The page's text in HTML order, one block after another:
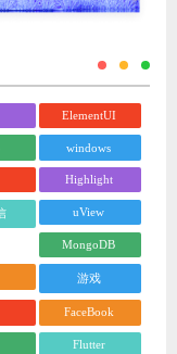
ElementUI
windows
Highlight
uView
MongoDB
游戏
FaceBook
Flutter